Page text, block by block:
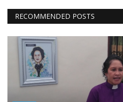
RECOMMENDED POSTS